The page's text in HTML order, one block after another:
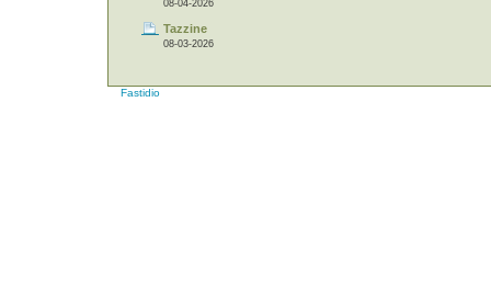
08-04-2026
Tazzine
08-03-2026
Fastidio